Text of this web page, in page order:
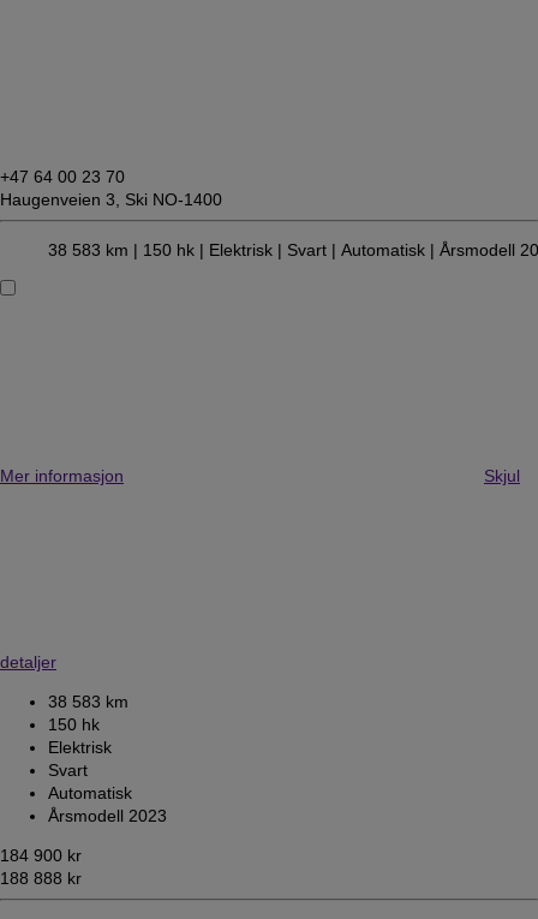
+47 64 00 23 70
Haugenveien 3, Ski NO-1400
38 583 km | 150 hk | Elektrisk | Svart | Automatisk | Årsmodell
Mer informasjon Skjul
detaljer
38 583 km
150 hk
Elektrisk
Svart
Automatisk
Årsmodell 2023
184 900 kr
188 888 kr